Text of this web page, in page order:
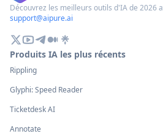
Découvrez les meilleurs outils d'IA de 2026
support@aipure.ai
Produits IA les plus récents
Rippling
Glyphi: Speed Reader
Ticketdesk AI
Annotate